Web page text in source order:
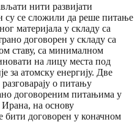
нити развијати
се сложили да реше питање
материјала у складу са
договорен у складу са
ставу, са минималном
на лицу места под
за атомску енергију. Две
о питању
договореним питањима у
на основу
бити договорен у коначном